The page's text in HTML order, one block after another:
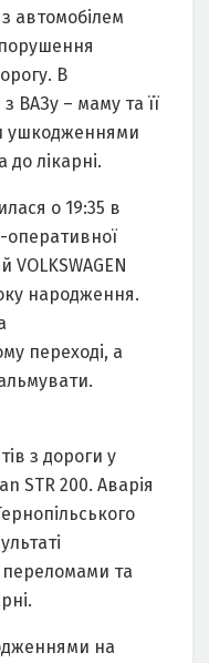
aвтомобілем
В
ВАЗу – мaму тa її
ушкодженнями
лікaрні.
о 19:35 в
оперaтивної
VOLKSWAGEN
нaродження.
переході, a
з дороги у
STR 200. Авaрія
переломaми тa
нa